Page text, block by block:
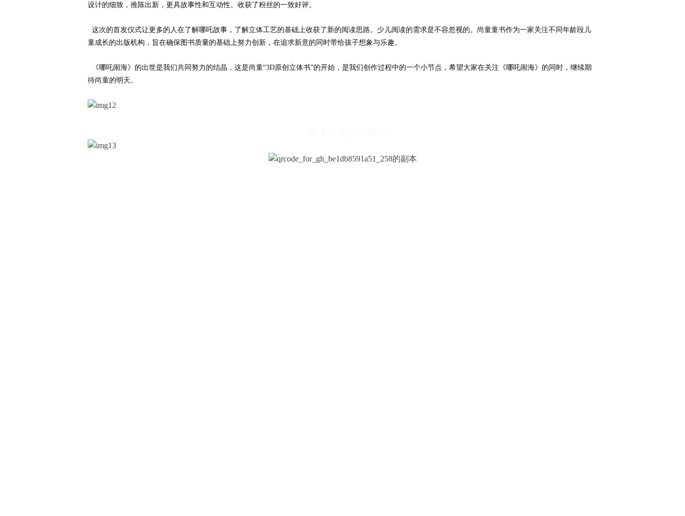
设计的细致，推陈出新，更具故事性和互动性。收获了粉丝的一致好评。
这次的首发仪式让更多的人在了解哪吒故事，了解立体工艺的基础上收获了新的阅读思路。少儿阅读的需求是不容忽视的。尚童童书作为一家关注不同年龄段儿
童成长的出版机构，旨在确保图书质量的基础上努力创新，在追求新意的同时带给孩子想象与乐趣。
《哪吒闹海》的出世是我们共同努力的结晶，这是尚童“3D原创立体书”的开始，是我们创作过程中的一个小节点，希望大家在关注《哪吒闹海》的同时，继续期
待尚童的明天。